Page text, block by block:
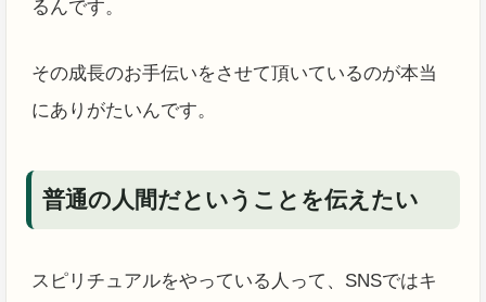
るんです。
その成長のお手伝いをさせて頂いているのが本当
にありがたいんです。
普通の人間だということを伝えたい
スピリチュアルをやっている人って、SNSではキ